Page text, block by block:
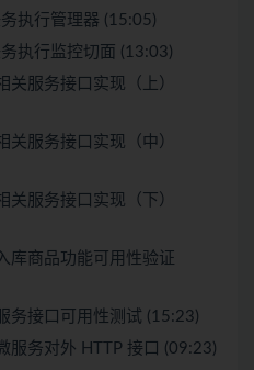
执行管理器 (15:05)
执行监控切面 (13:03)
关服务接口实现（上）
关服务接口实现（中）
关服务接口实现（下）
库商品功能可用性验证
务接口可用性测试 (15:23)
服务对外 HTTP 接口 (09:23)